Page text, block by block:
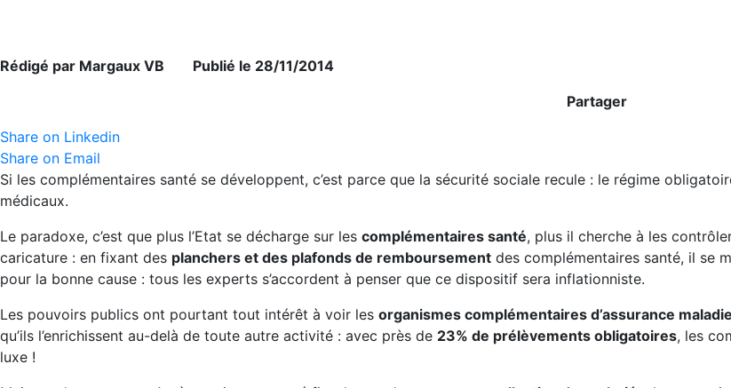
Rédigé par Margaux VB Publié le 28/11/2014
Partager
Share on Linkedin
Share on Email
Si les complémentaires santé se développent, c’est parce que la sécurité sociale recule : le régime
médicaux.
Le paradoxe, c’est que plus l’Etat se décharge sur les complémentaires santé, plus il cherche à les
caricature : en fixant des planchers et des plafonds de remboursement des complémentaires santé, il se
pour la bonne cause : tous les experts s’accordent à penser que ce dispositif sera inflationniste.
Les pouvoirs publics ont pourtant tout intérêt à voir les organismes complémentaires d’assurance maladie
qu’ils l’enrichissent au-delà de toute autre activité : avec près de 23% de prélèvements obligatoires, les
luxe !